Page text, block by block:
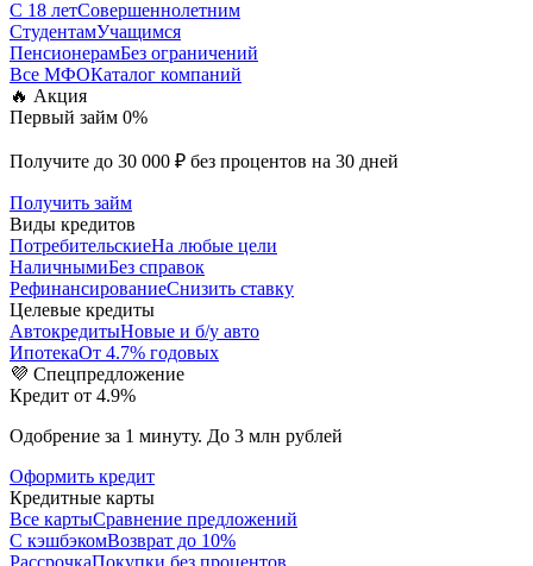
С 18 летСовершеннолетним
СтудентамУчащимся
ПенсионерамБез ограничений
Все МФОКаталог компаний
🔥 Акция
Первый займ 0%
Получите до 30 000 ₽ без процентов на 30 дней
Получить займ
Виды кредитов
ПотребительскиеНа любые цели
НаличнымиБез справок
РефинансированиеСнизить ставку
Целевые кредиты
АвтокредитыНовые и б/у авто
ИпотекаОт 4.7% годовых
💜 Спецпредложение
Кредит от 4.9%
Одобрение за 1 минуту. До 3 млн рублей
Оформить кредит
Кредитные карты
Все картыСравнение предложений
С кэшбэкомВозврат до 10%
РассрочкаПокупки без процентов